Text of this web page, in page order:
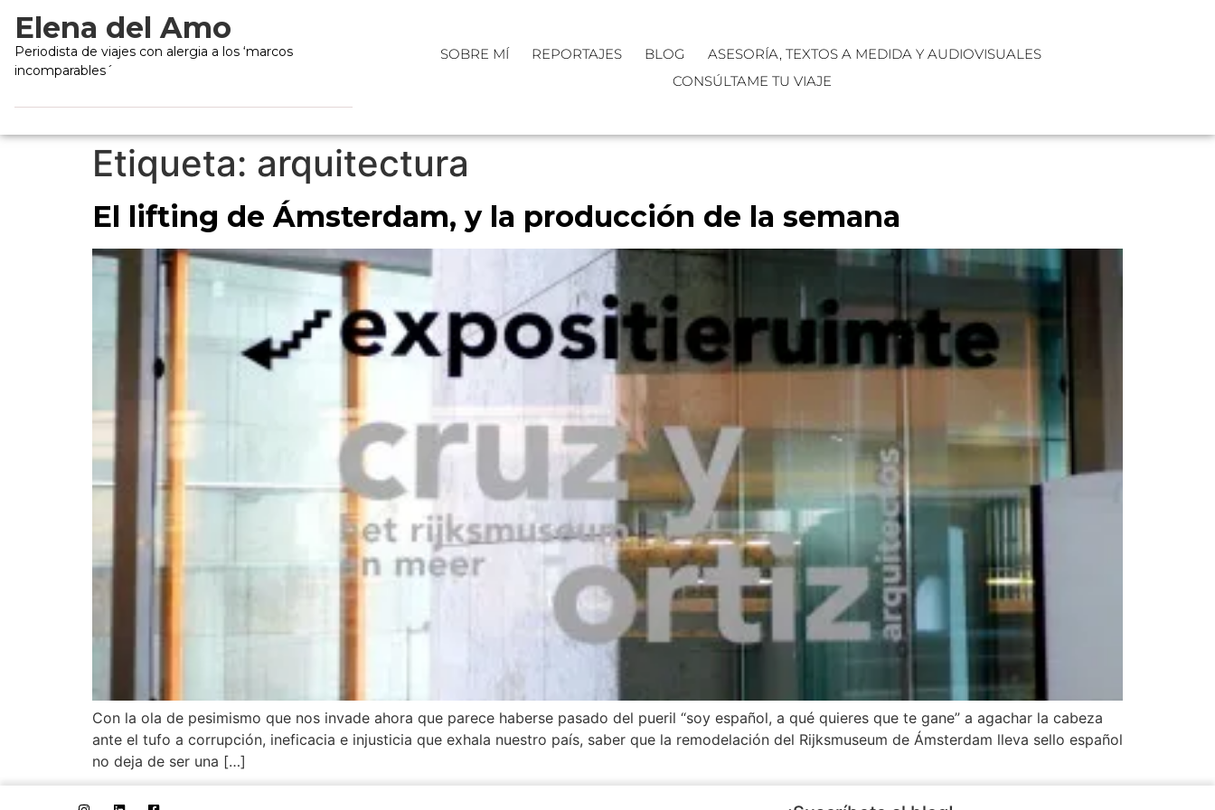
Elena del Amo
Periodista de viajes con alergia a los ‘marcos
incomparables´
SOBRE MÍ REPORTAJES BLOG
ASESORÍA, TEXTOS A MEDIDA Y AUDIOVISUALES
CONSÚLTAME TU VIAJE
Etiqueta: arquitectura
El lifting de Ámsterdam, y la producción de la semana
Con la ola de pesimismo que nos invade ahora que parece haberse pasado del pueril “soy español, a qué quieres que te gane” a agachar la cabeza
ante el tufo a corrupción, ineficacia e injusticia que exhala nuestro país, saber que la remodelación del Rijksmuseum de Ámsterdam lleva sello español
no deja de ser una […]